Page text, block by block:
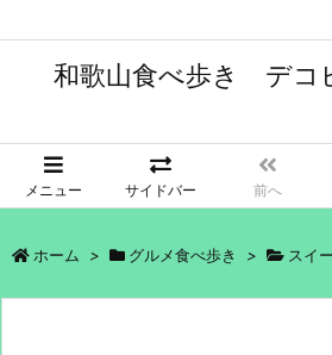
和歌山食べ歩き デコ
メニュー サイドバー 前へ
ホーム > グルメ食べ歩き > スイ